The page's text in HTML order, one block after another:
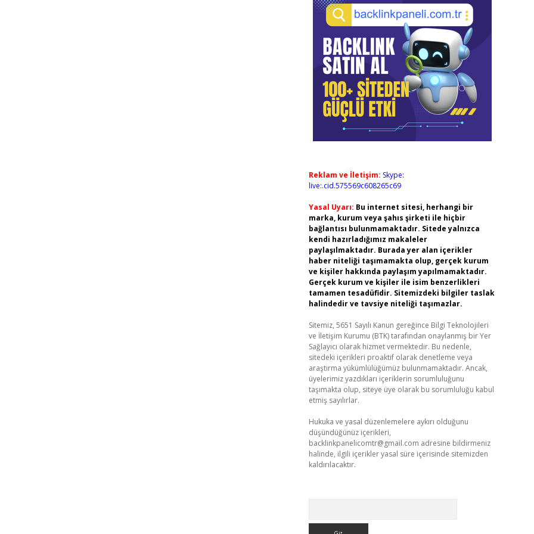
Reklam ve İletişim: Skype:
live:.cid.575569c608265c69
Yasal Uyarı: Bu internet sitesi, herhangi bir
marka, kurum veya şahıs şirketi ile hiçbir
bağlantısı bulunmamaktadır. Sitede yalnızca
kendi hazırladığımız makaleler
paylaşılmaktadır. Burada yer alan içerikler
haber niteliği taşımamakta olup, gerçek kurum
ve kişiler hakkında paylaşım yapılmamaktadır.
Gerçek kurum ve kişiler ile isim benzerlikleri
tamamen tesadüfidir. Sitemizdeki bilgiler taslak
halindedir ve tavsiye niteliği taşımazlar.
Sitemiz, 5651 Sayılı Kanun gereğince Bilgi Teknolojileri
ve İletişim Kurumu (BTK) tarafından onaylanmış bir Yer
Sağlayıcı olarak hizmet vermektedir. Bu nedenle,
sitedeki içerikleri proaktif olarak denetleme veya
araştırma yükümlülüğümüz bulunmamaktadır. Ancak,
üyelerimiz yazdıkları içeriklerin sorumluluğunu
taşımakta olup, siteye üye olarak bu sorumluluğu kabul
etmiş sayılırlar.
Hukuka ve yasal düzenlemelere aykırı olduğunu
düşündüğünüz içerikleri,
backlinkpanelicomtr@gmail.com adresine bildirmeniz
halinde, ilgili içerikler yasal süre içerisinde sitemizden
kaldırılacaktır.